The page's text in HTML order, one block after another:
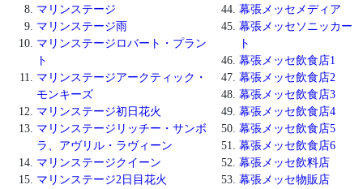
マリンステージ
マリンステージ雨
マリンステージロバート・プラン
ト
マリンステージアークティック・
モンキーズ
マリンステージ初日花火
マリンステージリッチー・サンボ
ラ、アヴリル・ラヴィーン
マリンステージクイーン
マリンステージ2日目花火
幕張メッセメディア
幕張メッセソニッカー
ト
幕張メッセ飲食店1
幕張メッセ飲食店2
幕張メッセ飲食店3
幕張メッセ飲食店4
幕張メッセ飲食店5
幕張メッセ飲食店6
幕張メッセ飲料店
幕張メッセ物販店